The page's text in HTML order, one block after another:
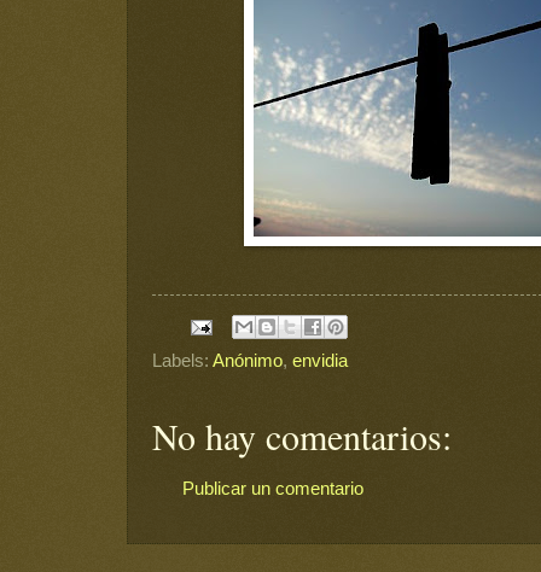
Labels: Anónimo, envidia
No hay comentarios:
Publicar un comentario